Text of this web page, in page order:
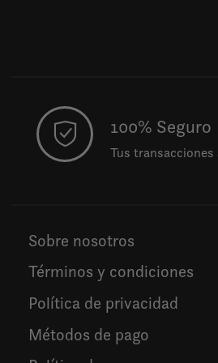
100% Seguro
Tus
Sobre nosotros
Términos y condiciones
Política de privacidad
Métodos de pago